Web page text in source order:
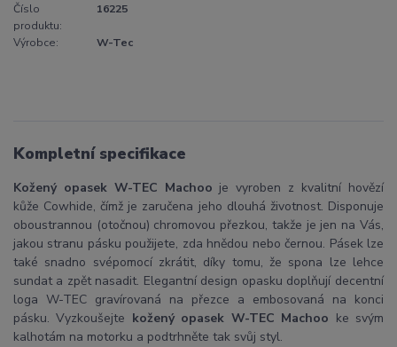
Číslo
produktu:
16225
Výrobce: W-Tec
Kompletní specifikace
Kožený opasek W-TEC Machoo je vyroben z kvalitní hovězí
kůže Cowhide, čímž je zaručena jeho dlouhá životnost. Disponuje
oboustrannou (otočnou) chromovou přezkou, takže je jen na Vás,
jakou stranu pásku použijete, zda hnědou nebo černou. Pásek lze
také snadno svépomocí zkrátit, díky tomu, že spona lze lehce
sundat a zpět nasadit. Elegantní design opasku doplňují decentní
loga W-TEC gravírovaná na přezce a embosovaná na konci
pásku. Vyzkoušejte kožený opasek W-TEC Machoo ke svým
kalhotám na motorku a podtrhněte tak svůj styl.